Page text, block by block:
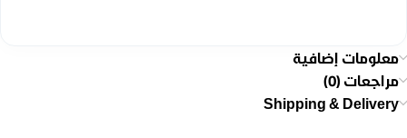
معلومات إضافية
مراجعات (0)
Shipping & Delivery